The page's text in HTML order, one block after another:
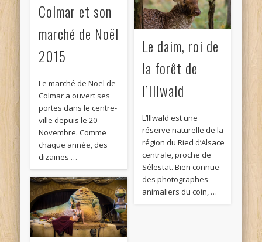
Colmar et son
marché de Noël
2015
Le marché de Noël de
Colmar a ouvert ses
portes dans le centre-
ville depuis le 20
Novembre. Comme
chaque année, des
dizaines …
Le daim, roi de
la forêt de
l’Illwald
L’Illwald est une
réserve naturelle de la
région du Ried d’Alsace
centrale, proche de
Sélestat. Bien connue
des photographes
animaliers du coin, …